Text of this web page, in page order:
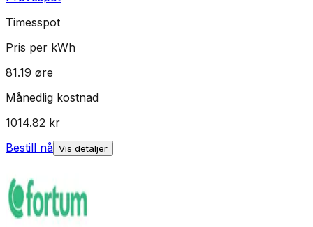
Timesspot
Pris per kWh
81.19 øre
Månedlig kostnad
1014.82 kr
Bestill nå Vis detaljer